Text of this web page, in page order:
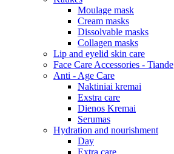
Moulage mask
Cream masks
Dissolvable masks
Collagen masks
Lip and eyelid skin care
Face Care Accessories - Tiande
Anti - Age Care
Naktiniai kremai
Exstra care
Dienos Kremai
Serumas
Hydration and nourishment
Day
Extra care